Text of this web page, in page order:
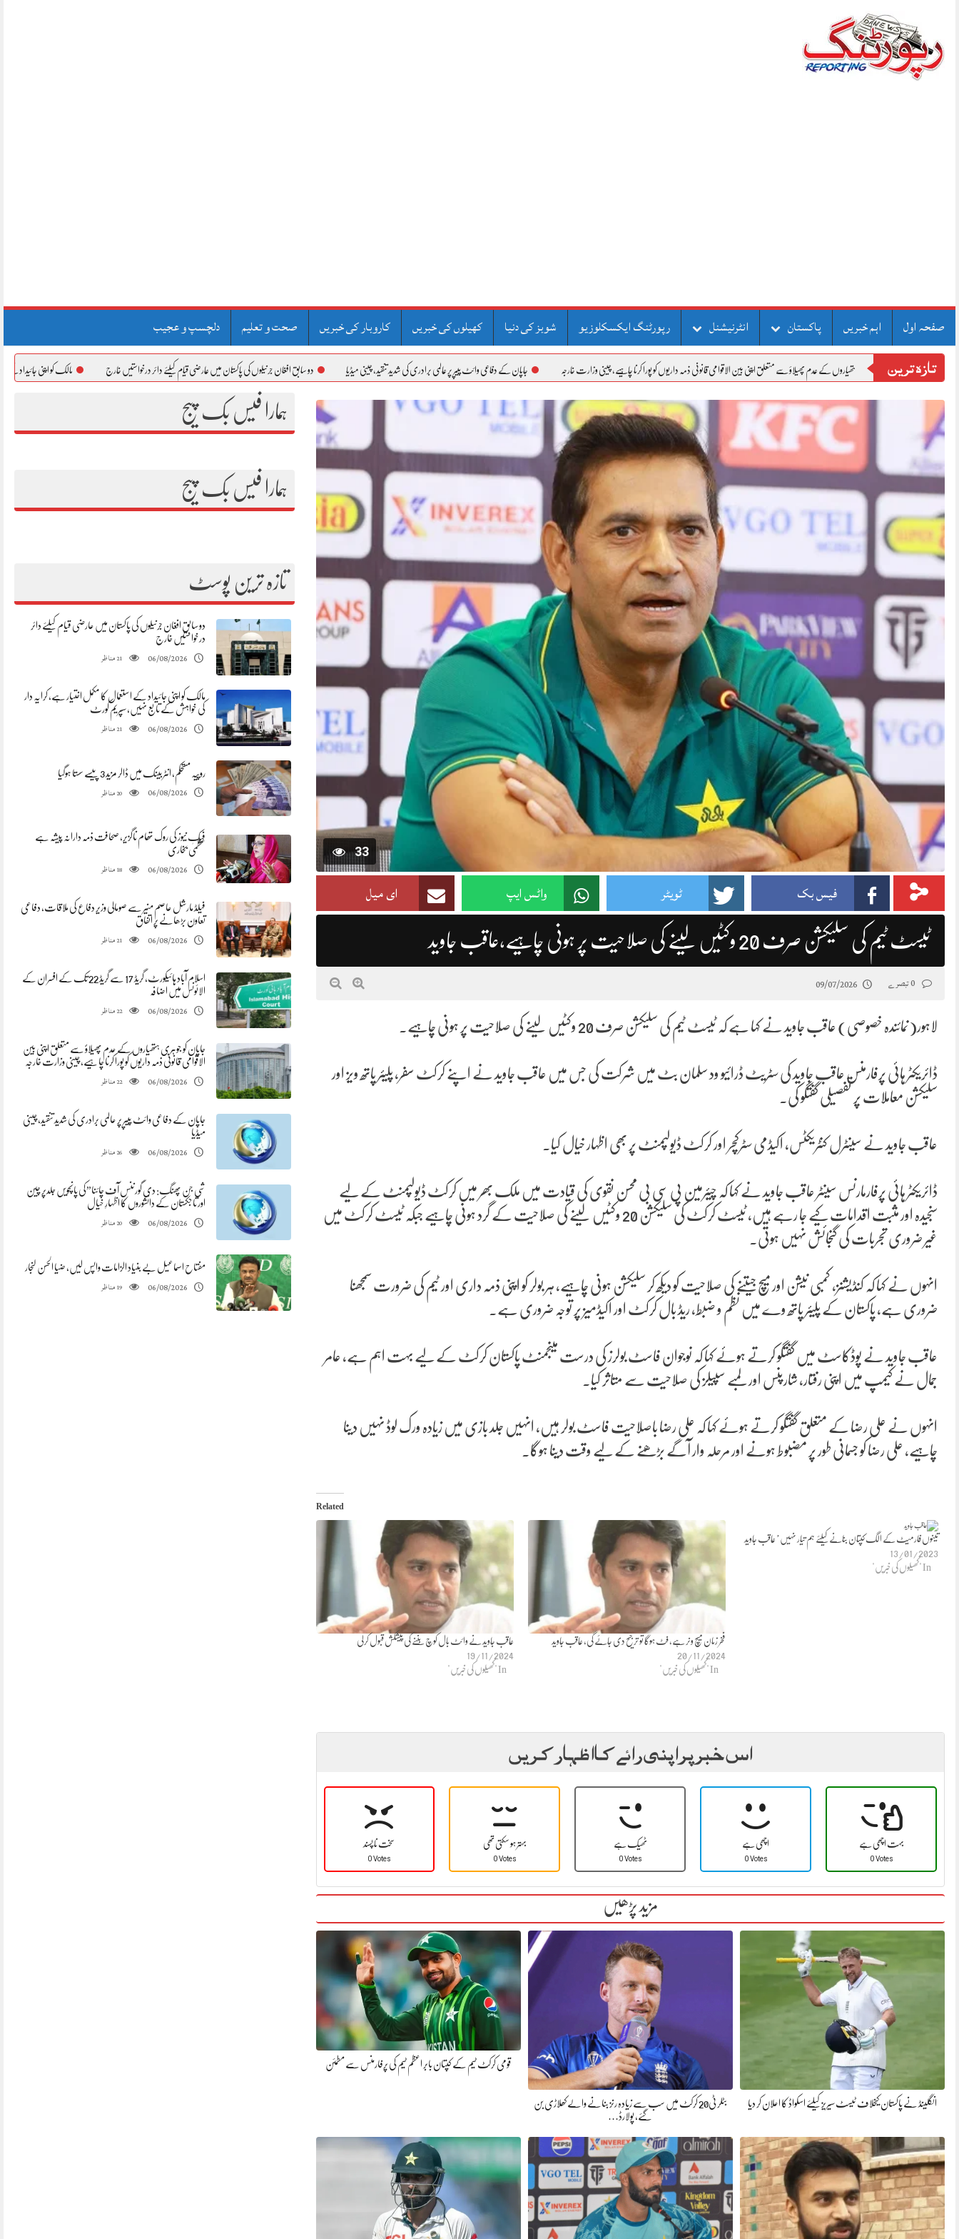
صفحہ اول اہم خبریں پاکستان انٹرنیشنل رپورٹنگ ایکسکلوزیو شوبز کی دنیا کھیلوں کی خبریں کاروبار کی خبریں صحت و تعلیم دلچسپ و عجیب
تازہ ترین
ہتھیاروں کے عدم پھیلاؤ سے متعلق اپنی بین الاقوامی قانونی ذمہ داریوں کو پورا کرنا چاہیے، چینی وزارت خارجہ جاپان کے دفاعی وائٹ پیپر پر عالمی برادری کی شدید تنقید، چینی میڈیا دو سابق افغان جرنیلوں کی پاکستان میں عارضی قیام کیلئے دائر درخواستیں خارج مالک کو اپنی جائیداد کے استعمال کا مکمل اختیار ہے،
ہمارا فیس بک پیج
ہمارا فیس بک پیج
تازہ ترین پوسٹ
دو سابق افغان جرنیلوں کی پاکستان میں عارضی قیام کیلئے دائر
درخواستیں خارج
06/08/2026
21مناظر
مالک کو اپنی جائیداد کے استعمال کا مکمل اختیار ہے، کرایہ دار
کی خواہش کے تابع نہیں، سپریم کورٹ
06/08/2026
21مناظر
روپیہ مستحکم، انٹربینک میں ڈالر مزید 3 پیسے سستا ہوگیا
06/08/2026
20مناظر
فیک نیوز کی روک تھام ناگزیر، صحافت ذمہ دارانہ پیشہ ہے
عظمیٰ بخاری
06/08/2026
18مناظر
فیلڈ مارشل عاصم منیر سے صومالی وزیر دفاع کی ملاقات، دفاعی
تعاون بڑھانے پر اتفاق
06/08/2026
21مناظر
اسلام آباد ہائیکورٹ، گریڈ 17 سے گریڈ 22 تک کے افسران کے
الائونس میں اضافہ
06/08/2026
22مناظر
جاپان کو جوہری ہتھیاروں کے عدم پھیلاؤ سے متعلق اپنی بین
الاقوامی قانونی ذمہ داریوں کو پورا کرنا چاہیے، چینی وزارت خارجہ
06/08/2026
22مناظر
جاپان کے دفاعی وائٹ پیپر پر عالمی برادری کی شدید تنقید، چینی
میڈیا
06/08/2026
26مناظر
شی جن پھنگ: دی گورننس آف چائنا”کی پانچویں جلدپر چین
اور تاجکستان کے دانشوروں کا اظہارِ خیال
06/08/2026
20مناظر
مفتاح اسماعیل بے بنیاد الزامات واپس لیں، ضیا الحسن لنجار
06/08/2026
19مناظر
33
فیس بک ٹویٹر واٹس ایپ ای میل
ٹیسٹ ٹیم کی سلیکشن صرف 20 وکٹیں لینے کی صلاحیت پر ہونی چاہیے،عاقب جاوید
09/07/2026
لاہور(نمائندہ خصوصی) عاقب جاوید نے کہا ہے کہ ٹیسٹ ٹیم کی سلیکشن صرف 20 وکٹیں لینے کی صلاحیت پر ہونی چاہیے۔
ڈائریکٹر ہائی پرفارمنس عاقب جاوید کی سٹریٹ ڈرائیو ود سلمان بٹ میں شرکت کی جس میں عاقب جاوید نے اپنے کرکٹ سفر، پلیئر پاتھ ویز اور
سلیکشن معاملات پر تفصیلی گفتگو کی۔
عاقب جاوید نے سینٹرل کنٹریکٹس، اکیڈمی سٹرکچر اور کرکٹ ڈیولپمنٹ پر بھی اظہار خیال کیا۔
ڈائریکٹر ہائی پرفارمارنس سینٹر عاقب جاوید نے کہا کہ چیئرمین پی سی بی محسن نقوی کی قیادت میں ملک بھر میں کرکٹ ڈیولپمنٹ کے لیے
سنجیدہ اور مثبت اقدامات کیے جا رہے ہیں، ٹیسٹ کرکٹ کی سلیکشن 20 وکٹیں لینے کی صلاحیت کے گرد ہونی چاہیے جبکہ ٹیسٹ کرکٹ میں
غیر ضروری تجربات کی گنجائش نہیں ہوتی۔
انہوں نے کہا کہ کنڈیشنز، کمبی نیشن اور میچ جیتنے کی صلاحیت کو دیکھ کر سلیکشن ہونی چاہیے، ہر بولر کو اپنی ذمہ داری اور ٹیم کی ضرورت سمجھنا
ضروری ہے، پاکستان کے پلیئر پاتھ وے میں نظم و ضبط، ریڈ بال کرکٹ اور اکیڈمیز پر توجہ ضروری ہے۔
عاقب جاوید نے پوڈکاسٹ میں گفتگو کرتے ہوئے کہا کہ نوجوان فاسٹ بولرز کی درست مینجمنٹ پاکستان کرکٹ کے لیے بہت اہم ہے، عامر
جمال نے کیمپ میں اپنی رفتار، شارپنس اور لمبے سپیلز کی صلاحیت سے متاثر کیا۔
انہوں نے علی رضا کے متعلق گفتگو کرتے ہوئے کہا کہ علی رضا باصلاحیت فاسٹ بولر ہیں، انہیں جلد بازی میں زیادہ ورک لوڈ نہیں دینا
چاہیے، علی رضا کو جسمانی طور پر مضبوط ہونے اور مرحلہ وار آگے بڑھنے کے لیے وقت دینا ہوگا۔
Related
عاقب جاوید نے وائٹ بال کوچ بننے کی پیشکش قبول کرلی
19/11/2024
In "کھیلوں کی خبریں"
فخر زمان میچ ونر ہے، فٹ ہوگا تو ترجیح دی جائے گی، عاقب جاوید
20/11/2024
In "کھیلوں کی خبریں"
تینوں فارمیٹ کے الگ کپتان بنانے کیلئے ہم تیار نہیں’ عاقب جاوید
13/01/2023
In "کھیلوں کی خبریں"
اس خبر پر اپنی رائے کا اظہار کریں
سخت نا پسند
0 Votes
بہتر ہو سکتی تھی
0 Votes
ٹھیک ہے
0 Votes
اچھی ہے
0 Votes
بہت اچھی ہے
0 Votes
مزید پڑھیں
انگلینڈ نے پاکستان کیخلاف ٹیسٹ سیریز کیلئے اسکواڈ کا اعلان کر دیا
بٹلر ٹی20 کرکٹ میں سب سے زیادہ رنز بنانے والے کھلاڑی بن
گئے، پولارڈ…
قومی کرکٹ ٹیم کے کپتان بابر اعظم ٹیم کی پرفارمنس سے مطمئن